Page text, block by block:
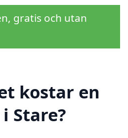
gratis och utan
kostar en
Stare?